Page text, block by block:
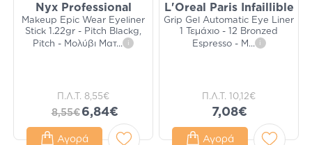
Nyx Professional
Makeup Epic Wear Eyeliner
Stick 1.22gr - Pitch Blackg,
Pitch - Μολύβι Ματ... i
Π.Λ.Τ. 8,55€
8,55€ 6,84€
Αγορά
L'Oreal Paris Infaillible
Grip Gel Automatic Eye Liner
1 Τεμάχιο - 12 Bronzed
Espresso - Μ ... i
Π.Λ.Τ. 10,12€
7,08€
Αγορά